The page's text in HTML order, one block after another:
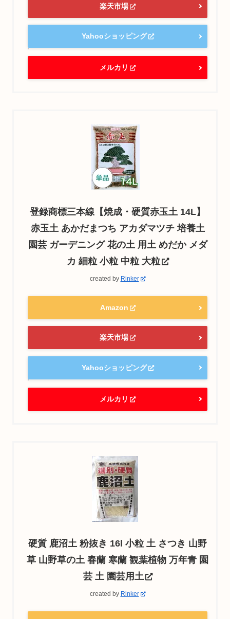
楽天市場
Yahooショッピング
メルカリ
登録商標三本線【焼成・硬質赤玉土 14L】
赤玉土 あかだまつち アカダマツチ 培養土
園芸 ガーデニング 花の土 用土 めだか メダ
カ 細粒 小粒 中粒 大粒
created by Rinker
Amazon
楽天市場
Yahooショッピング
メルカリ
硬質 鹿沼土 粉抜き 16l 小粒 土 さつき 山野
草 山野草の土 春蘭 寒蘭 観葉植物 万年青 園
芸 土 園芸用土
created by Rinker